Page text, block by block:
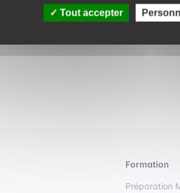
Formation
Préparation
Tout accepter